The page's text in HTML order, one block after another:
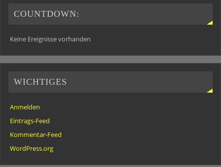
COUNTDOWN:
Keine Ereignisse vorhanden
WICHTIGES
Anmelden
Eintrags-Feed
Kommentar-Feed
WordPress.org